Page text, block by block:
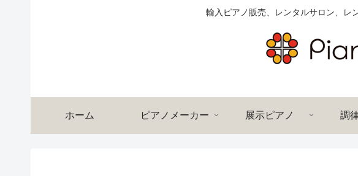
輸入ピアノ販売、レンタルサロン、レ
ホーム ピアノメーカー 展示ピアノ 調